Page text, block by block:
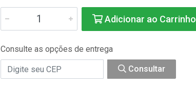
Adicionar ao Carrinho
Consulte as opções de entrega
Consultar